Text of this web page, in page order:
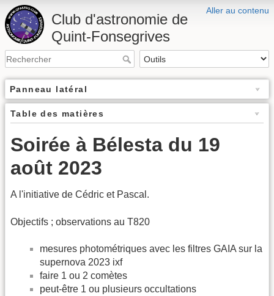
Aller au contenu
Club d'astronomie de
Quint-Fonsegrives
Panneau latéral
Table des matières
Soirée à Bélesta du 19
août 2023
A l'initiative de Cédric et Pascal.
Objectifs ; observations au T820
mesures photométriques avec les filtres GAIA sur la
supernova 2023 ixf
faire 1 ou 2 comètes
peut-être 1 ou plusieurs occultations